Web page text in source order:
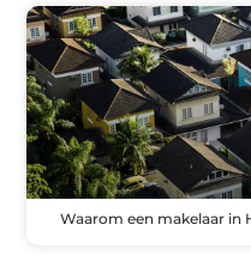
Waarom een makelaar in